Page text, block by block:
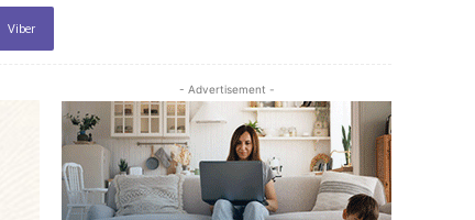
Viber
- Advertisement -